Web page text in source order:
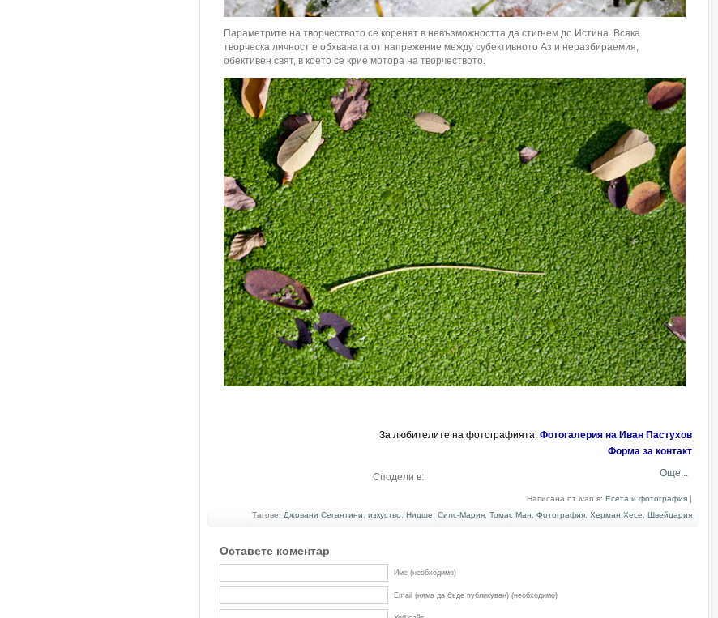
Параметрите на творчеството се коренят в невъзможността да стигнем до Истина. Всяка
творческа личност е обхваната от напрежение между субективното Аз и неразбираемия,
обективен свят, в което се крие мотора на творчеството.
За любителите на фотографията: Фотогалерия на Иван Пастухов
Форма за контакт
Сподели в: Още...
Написана от ivan в: Есета и фотография |
Тагове: Джовани Сегантини изкуство Ницше Силс-Мария Томас Ман Фотография Херман Хесе Швейцария
Оставете коментар
Име (необходимо)
Email (няма да бъде публикуван) (необходимо)